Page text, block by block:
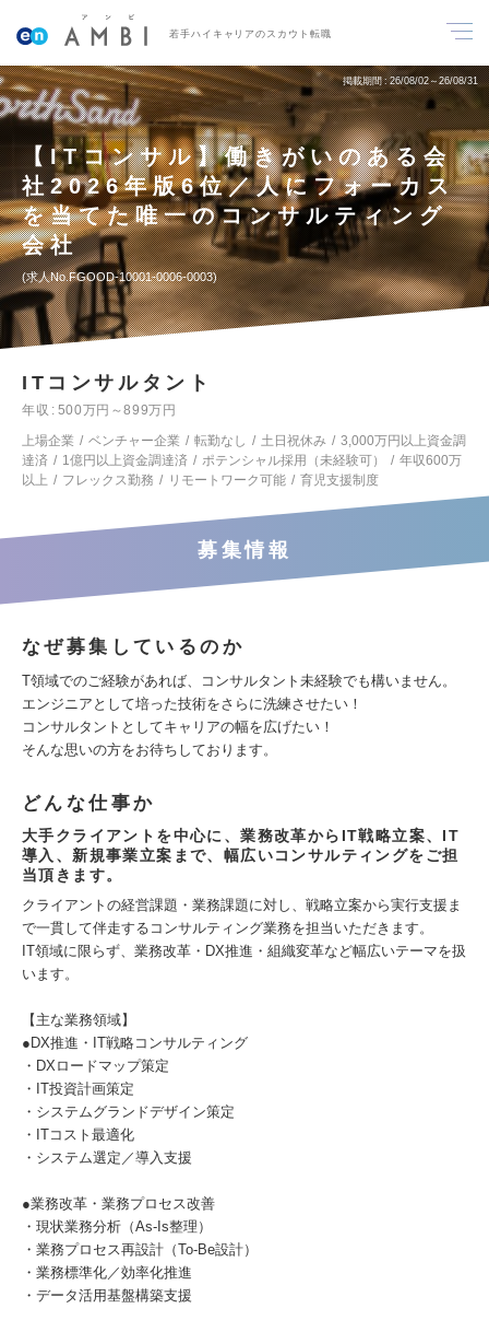
若手ハイキャリアのスカウト転職
掲載期間 26/08/02～26/08/31
【ITコンサル】働きがいのある会
社2026年版6位／人にフォーカス
を当てた唯一のコンサルティング
会社
求人No.FGOOD-10001-0006-0003
ITコンサルタント
年収
500万円～899万円
上場企業
ベンチャー企業 転勤なし 土日祝休み
3,000万円以上資金調
達済
1億円以上資金調達済 ポテンシャル採用（未経験可）
年収600万
以上
フレックス勤務 リモートワーク可能 育児支援制度
募集情報
なぜ募集しているのか
T領域でのご経験があれば、コンサルタント未経験でも構いません。
エンジニアとして培った技術をさらに洗練させたい！
コンサルタントとしてキャリアの幅を広げたい！
そんな思いの方をお待ちしております。
どんな仕事か
大手クライアントを中心に、業務改革からIT戦略立案、IT
導入、新規事業立案まで、幅広いコンサルティングをご担
当頂きます。
クライアントの経営課題・業務課題に対し、戦略立案から実行支援ま
で一貫して伴走するコンサルティング業務を担当いただきます。
IT領域に限らず、業務改革・DX推進・組織変革など幅広いテーマを扱
います。
【主な業務領域】
●DX推進・IT戦略コンサルティング
・DXロードマップ策定
・IT投資計画策定
・システムグランドデザイン策定
・ITコスト最適化
・システム選定／導入支援
●業務改革・業務プロセス改善
・現状業務分析（As-Is整理）
・業務プロセス再設計（To-Be設計）
・業務標準化／効率化推進
・データ活用基盤構築支援